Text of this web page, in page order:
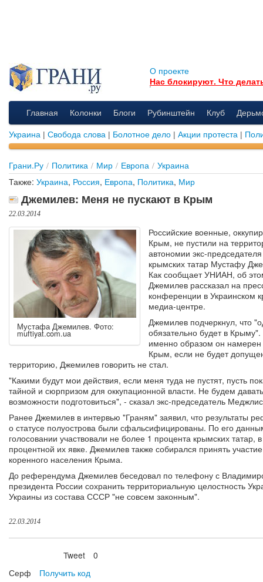
О проекте
Нас блокируют. Что
Главная Колонки Блоги Рубинштейн Клуб
Украина | Свобода слова | Болотное дело | Акции протеста |
Грани.Ру / Политика / Мир / Европа / Украина
Также: Украина, Россия, Европа, Политика, Мир
Джемилев: Меня не пускают в Крым
22.03.2014
Мустафа Джемилев. Фото:
muftiyat.com.ua
Российские военные,
Крым, не пустили на
автономии экс-
крымских татар Мустафу
Как сообщает УНИАН, об
Джемилев рассказал на
конференции в Украинском
медиа-центре.
Джемилев подчеркнул, что
обязательно будет в
именно образом он намерен
Крым, если не будет
территорию, Джемилев говорить не стал.
"Какими будут мои действия, если меня туда не пустят, пусть
тайной и сюрпризом для оккупационной власти. Не будем
возможности подготовиться", - сказал экс-председатель
Ранее Джемилев в интервью "Граням" заявил, что результаты
о статусе полуострова были сфальсифицированы. По его
голосовании участвовали не более 1 процента крымских татар,
процентной их явке. Джемилев также собирался принять
коренного населения Крыма.
До референдума Джемилев беседовал по телефону с
президента России сохранить территориальную целостность
Украины из состава СССР "не совсем законным".
22.03.2014
Tweet
0
Серф
Получить код